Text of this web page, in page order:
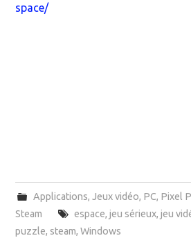
space/
Applications, Jeux vidéo, PC, Pixel
Steam
espace, jeu sérieux, jeu
puzzle, steam,Windows